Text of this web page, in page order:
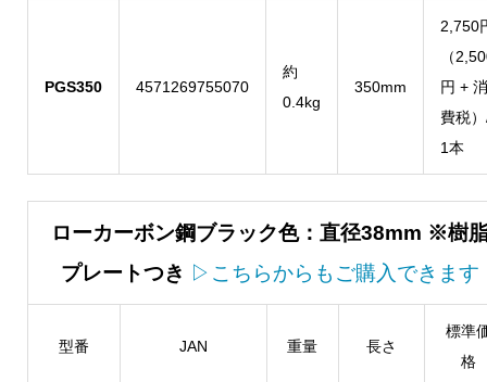
PGS350 4571269755070
約
0.4kg
350mm
2,750
（
円 + 消
費税
1本
ローカーボン鋼ブラック色：直径38mm ※樹
プレートつき ▷こちらからもご購入できます
型番 JAN 重量 長さ
標準
格